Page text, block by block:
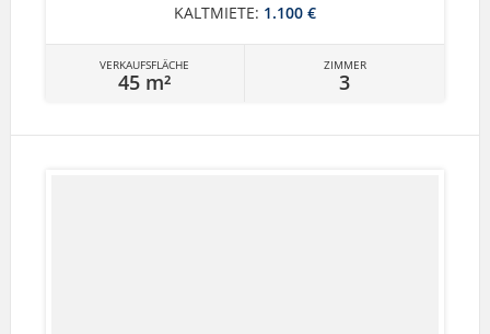
KALTMIETE: 1.100 €
VERKAUFSFLÄCHE
45 m²
ZIMMER
3